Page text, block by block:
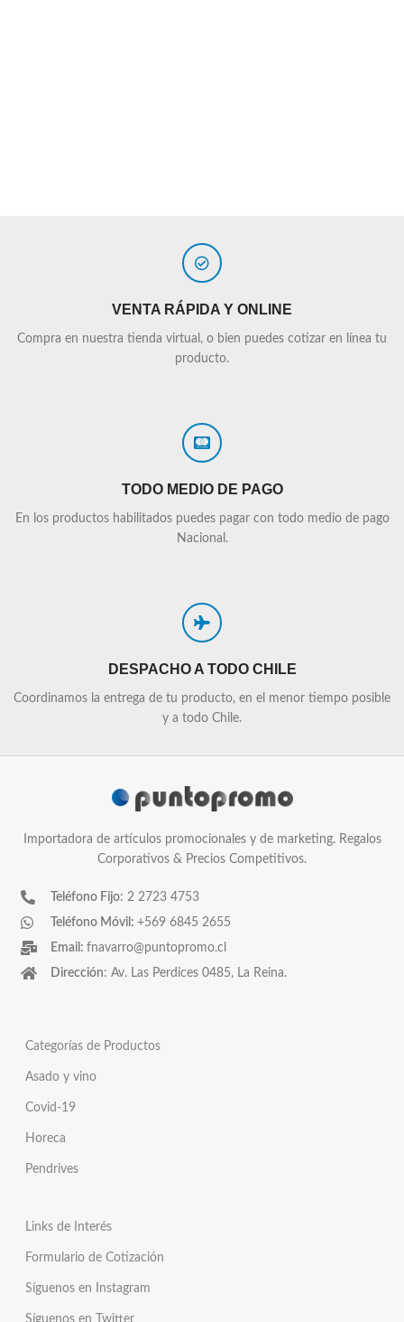
VENTA RÁPIDA Y ONLINE
Compra en nuestra tienda virtual, o bien puedes cotizar en línea tu
producto.
TODO MEDIO DE PAGO
En los productos habilitados puedes pagar con todo medio de pago
Nacional.
DESPACHO A TODO CHILE
Coordinamos la entrega de tu producto, en el menor tiempo posible
y a todo Chile.
Importadora de artículos promocionales y de marketing. Regalos
Corporativos & Precios Competitivos.
Teléfono Fijo: 2 2723 4753
Teléfono Móvil: +569 6845 2655
Email: fnavarro@puntopromo.cl
Dirección: Av. Las Perdices 0485, La Reina.
Categorías de Productos
Asado y vino
Covid-19
Horeca
Pendrives
Links de Interés
Formulario de Cotización
Síguenos en Instagram
Síguenos en Twitter